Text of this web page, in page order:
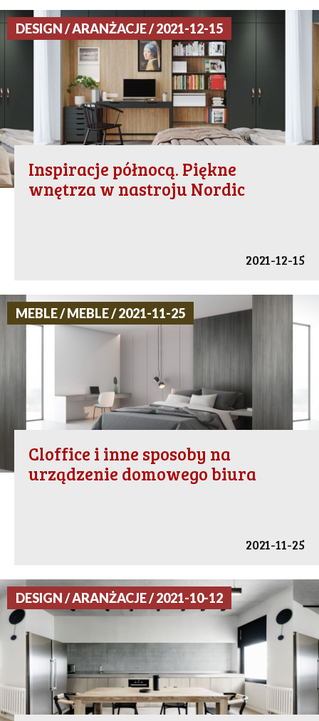
DESIGN / ARANŻACJE / 2021-12-15
Inspiracje północą. Piękne
wnętrza w nastroju Nordic
2021-12-15
MEBLE / MEBLE / 2021-11-25
Cloffice i inne sposoby na
urządzenie domowego biura
2021-11-25
DESIGN / ARANŻACJE / 2021-10-12